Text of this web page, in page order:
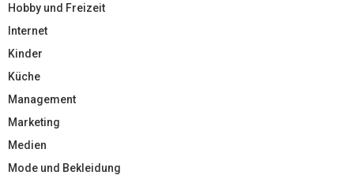
Hobby und Freizeit
Internet
Kinder
Küche
Management
Marketing
Medien
Mode und Bekleidung